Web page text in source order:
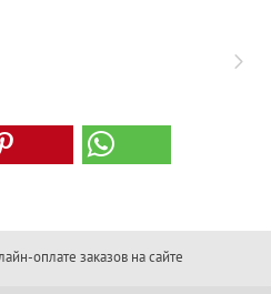
оплате заказов на сайте